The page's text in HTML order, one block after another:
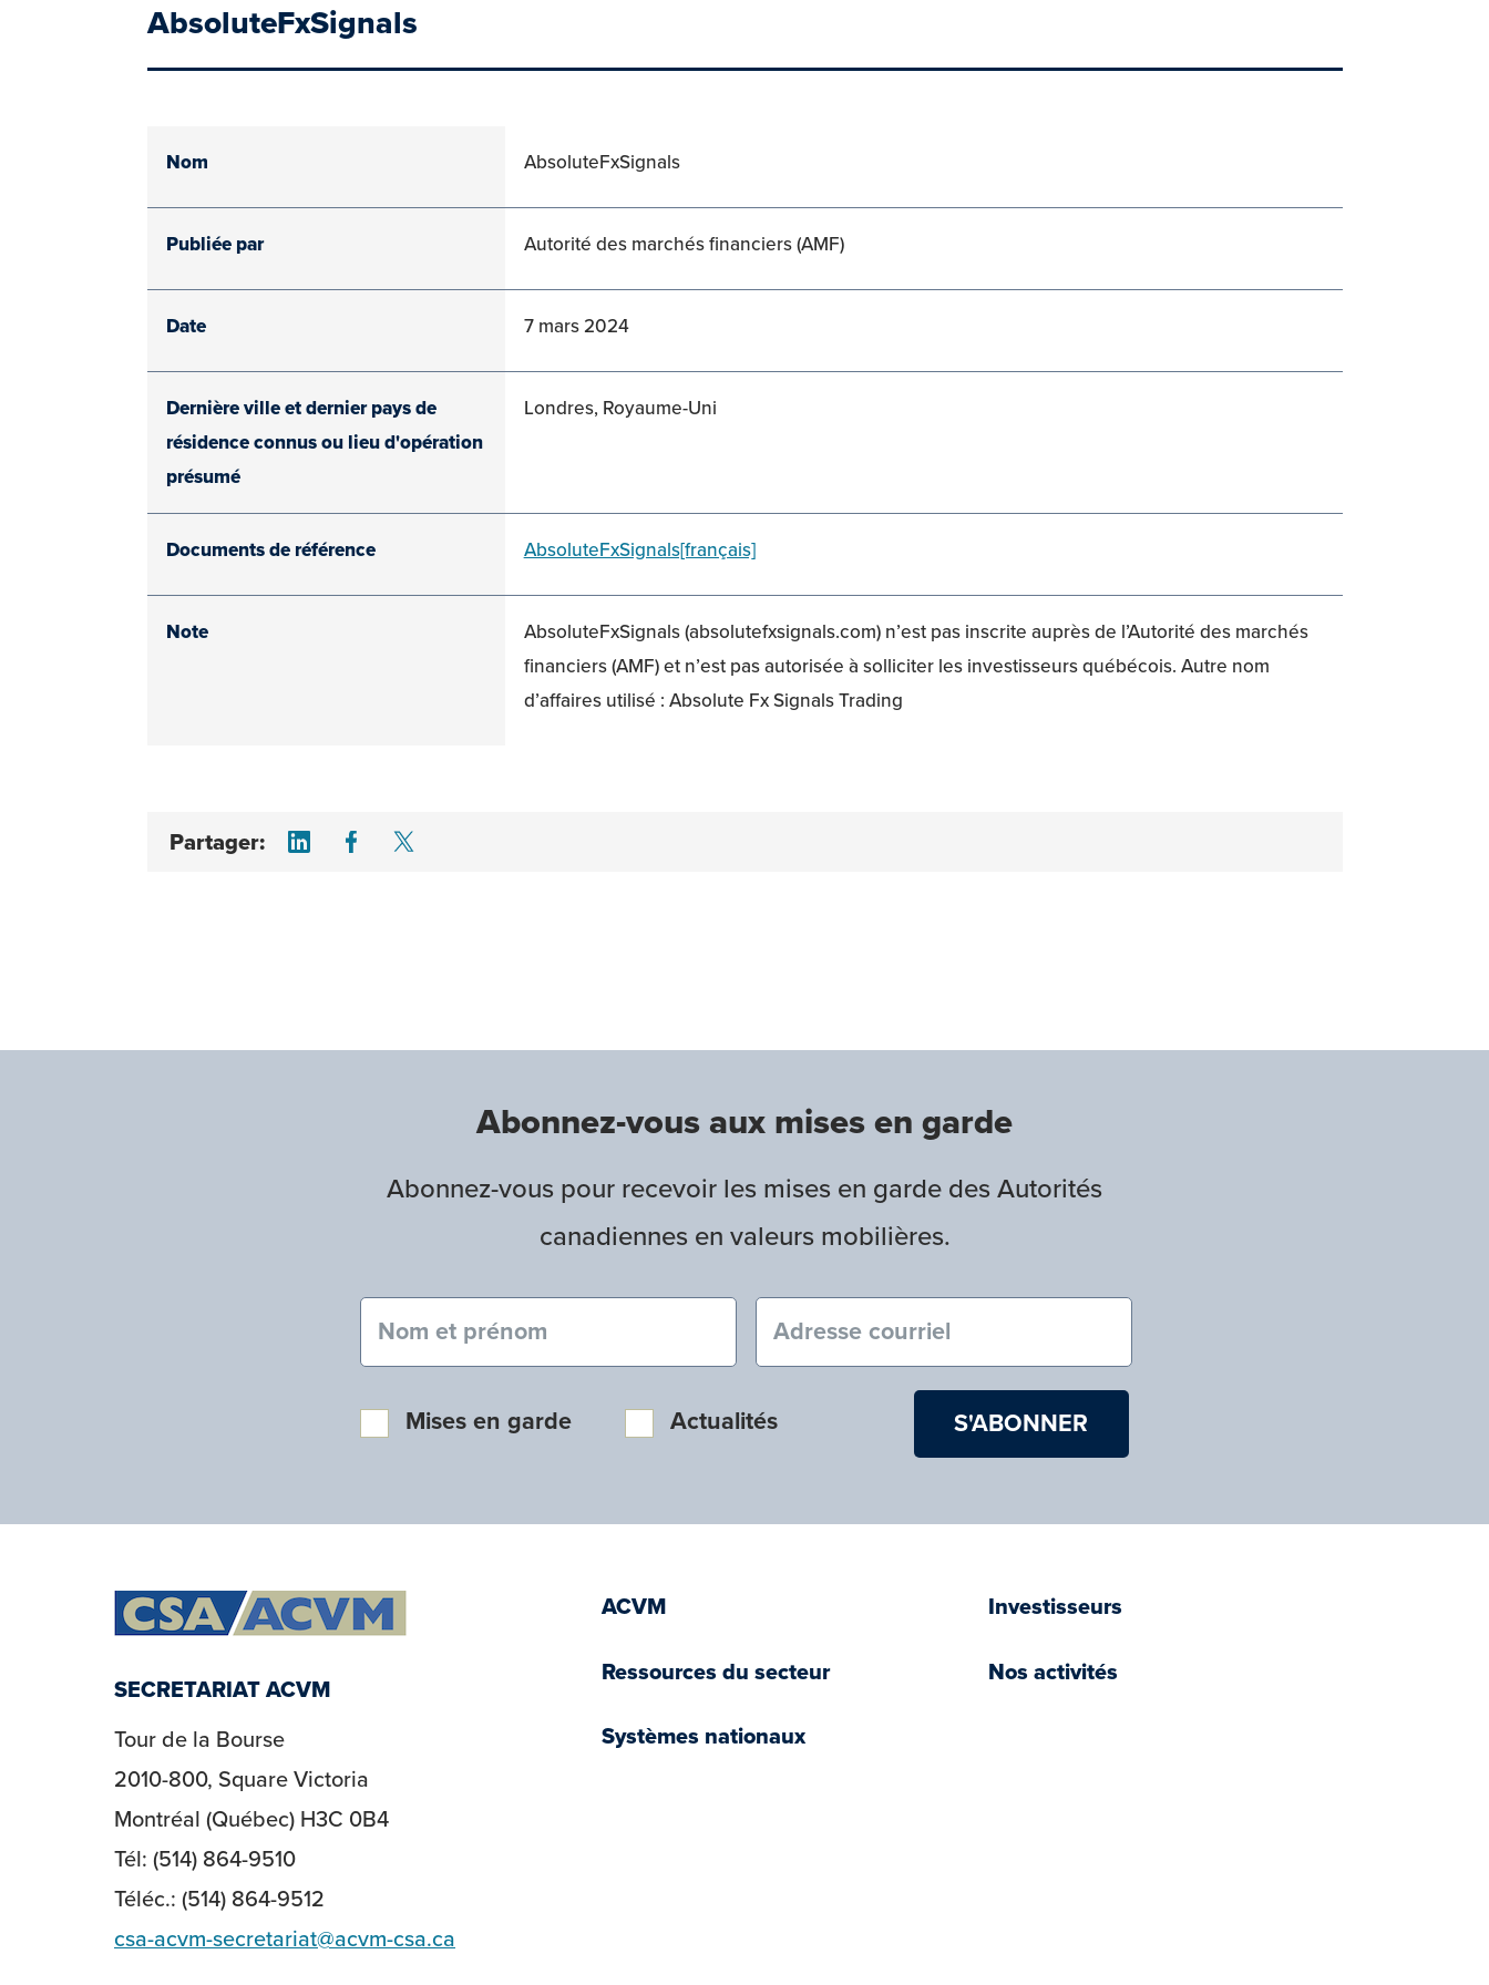
AbsoluteFxSignals
Nom AbsoluteFxSignals
Publiée par Autorité des marchés financiers (AMF)
Date 7 mars 2024
Dernière ville et dernier pays de
résidence connus ou lieu d'opération
présumé
Londres, Royaume-Uni
Documents de référence AbsoluteFxSignals[français]
Note
AbsoluteFxSignals (absolutefxsignals.com) n’est pas inscrite auprès de l’Autorité des marchés
financiers (AMF) et n’est pas autorisée à solliciter les investisseurs québécois. Autre nom
d’affaires utilisé : Absolute Fx Signals Trading
Partager: Share on LinkedIn
Share on Facebook
Abonnez-vous aux mises en garde
Abonnez-vous pour recevoir les mises en garde des Autorités
canadiennes en valeurs mobilières.
Nom et prénom (obligatoire) Courriel (obligatoire)
Mises en garde Actualités
SECRETARIAT ACVM
Tour de la Bourse
2010-800, Square Victoria
Montréal (Québec) H3C 0B4
Tél: (514) 864-9510
Téléc.: (514) 864-9512
csa-acvm-secretariat@acvm-csa.ca
ACVM Investisseurs
Ressources du secteur Nos activités
Systèmes nationaux